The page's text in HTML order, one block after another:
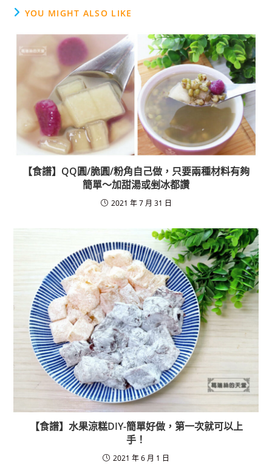
o
o
k
YOU MIGHT ALSO LIKE
【食譜】QQ圓/脆圓/粉角自己做，只要兩種材料有夠
簡單～加甜湯或剉冰都讚
2021 年 7 月 31 日
【食譜】水果涼糕DIY-簡單好做，第一次就可以上
手！
2021 年 6 月 1 日